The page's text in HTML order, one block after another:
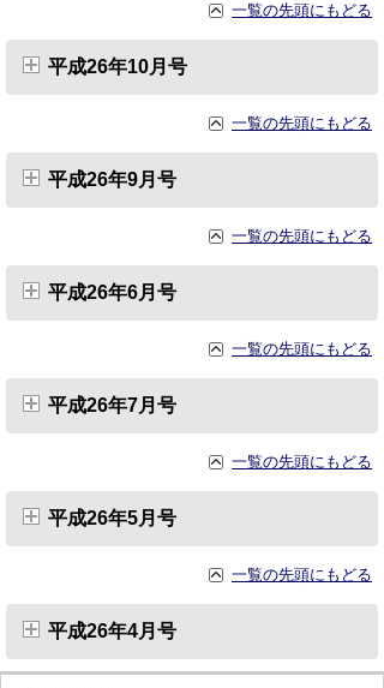
一覧の先頭にもどる
平成26年10月号
一覧の先頭にもどる
平成26年9月号
一覧の先頭にもどる
平成26年6月号
一覧の先頭にもどる
平成26年7月号
一覧の先頭にもどる
平成26年5月号
一覧の先頭にもどる
平成26年4月号